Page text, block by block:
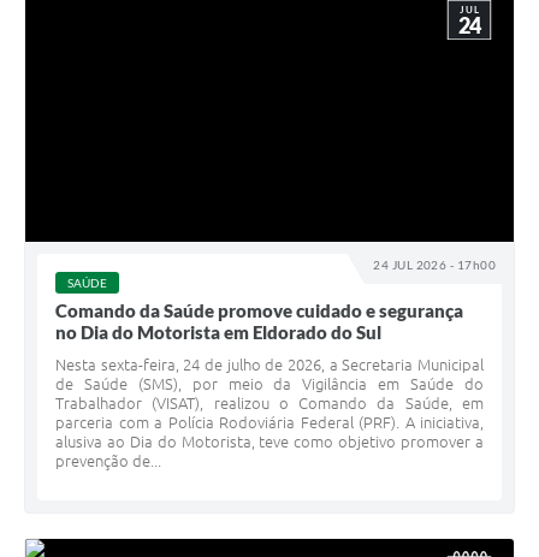
24 JUL 2026 - 17h00
JUL
24
SAÚDE
Comando da Saúde promove cuidado e segurança
no Dia do Motorista em Eldorado do Sul
Nesta sexta-feira, 24 de julho de 2026, a Secretaria Municipal
de Saúde (SMS), por meio da Vigilância em Saúde do
Trabalhador (VISAT), realizou o Comando da Saúde, em
parceria com a Polícia Rodoviária Federal (PRF). A iniciativa,
alusiva ao Dia do Motorista, teve como objetivo promover a
prevenção de...